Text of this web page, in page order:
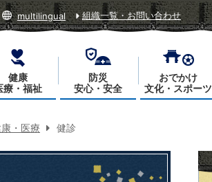
multilingual 組織一覧・お問い合わせ
健康
療・福祉
防災
安心・安全
おでかけ
文化・スポーツ
・医療 健診